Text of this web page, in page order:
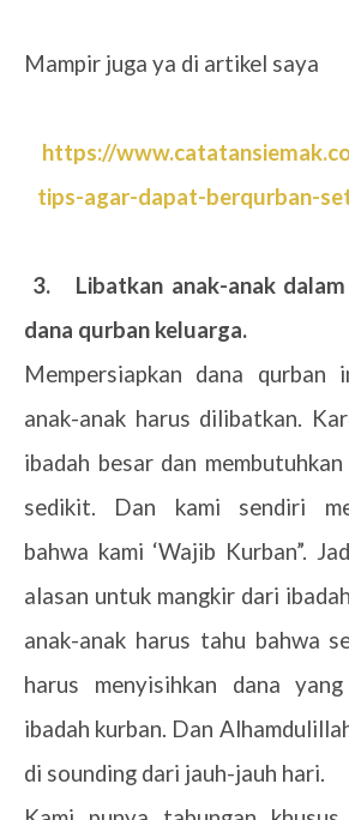
Mampir juga ya di artikel saya
https://
tips-agar-dapat-berqurban-
Libatkan anak-anak
dana qurban keluarga.
Mempersiapkan dana qurban
anak-anak harus dilibatkan.
ibadah besar dan
sedikit. Dan kami sendiri
bahwa kami ‘Wajib Kurban”.
alasan untuk mangkir dari
anak-anak harus tahu bahwa
harus menyisihkan dana
ibadah kurban. Dan
di sounding dari jauh-jauh hari.